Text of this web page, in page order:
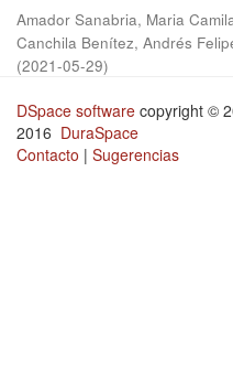
Amador Sanabria, Maria
Canchila Benítez, Andrés
(2021-05-29)
DSpace software copyright ©
2016 DuraSpace
Contacto | Sugerencias